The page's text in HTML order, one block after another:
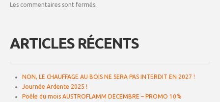
Les commentaires sont fermés.
ARTICLES RÉCENTS
NON, LE CHAUFFAGE AU BOIS NE SERA PAS INTERDIT EN 2027 !
Journée Ardente 2025 !
Poêle du mois AUSTROFLAMM DECEMBRE – PROMO 10%͏‌ ͏‌